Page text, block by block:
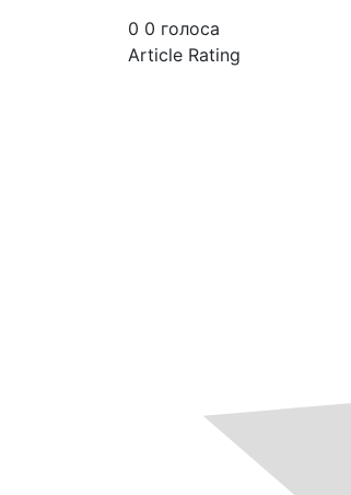
0 0 голоса
Article Rating